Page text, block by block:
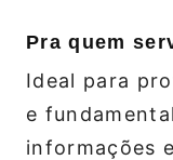
Pra quem
Ideal para
e
informações